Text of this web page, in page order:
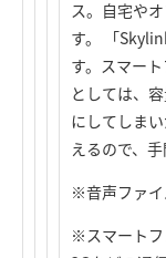
ス。自宅や
す。 「
す。スマー
としては、
にしてしま
えるので、
※音声ファイ
※スマートフ